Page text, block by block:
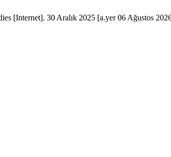
[Internet]. 30 Aralık 2025 [a.yer 06 Ağustos